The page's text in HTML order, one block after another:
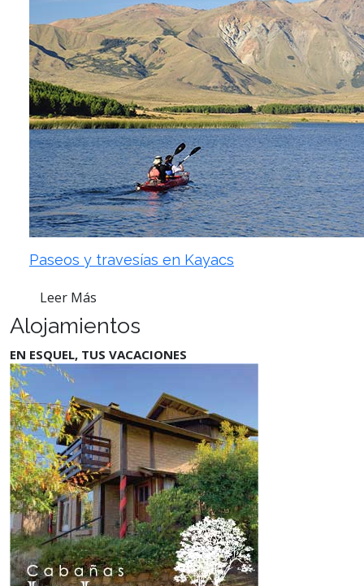
Paseos y travesías en Kayacs
Leer Más
Alojamientos
EN ESQUEL, TUS VACACIONES